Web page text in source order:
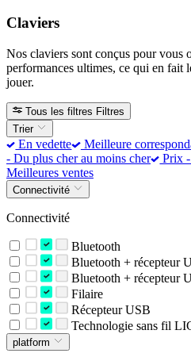
Claviers
Nos claviers sont conçus pour vous
performances ultimes, ce qui en fait
jouer.
Tous les filtres Filtres
Trier
En vedette Meilleure
- Du plus cher au moins cher
Prix
Meilleures ventes
Connectivité
Connectivité
Bluetooth
Bluetooth + récepteur
Bluetooth + récepteur
Filaire
Récepteur USB
Technologie sans fil
platform